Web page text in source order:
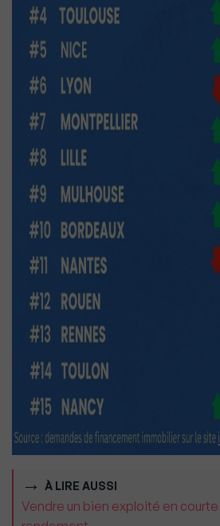
À LIRE AUSSI
Vendre un bien exploité en courte